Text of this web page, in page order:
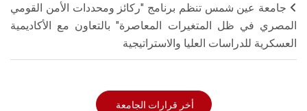
جامعة عين شمس تنظم برنامج "ركائز ومحددات الأمن القومي
المصري في ظل المتغيرات المعاصرة" بالتعاون مع الأكاديمية
العسكرية للدراسات العليا والاستراتيجية
أخر قرارات الجامعة